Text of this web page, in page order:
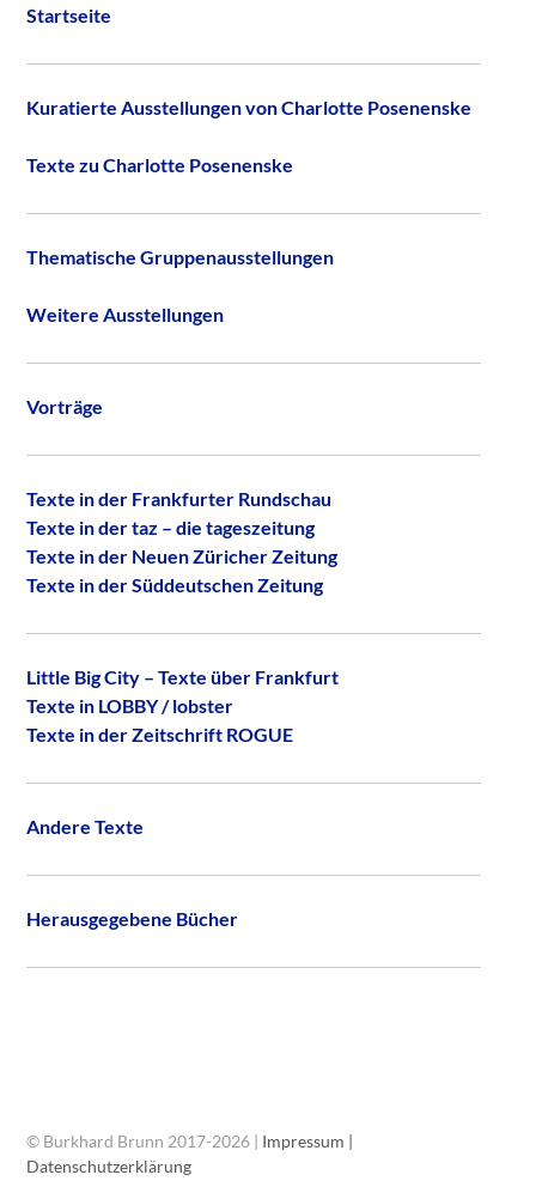
Startseite
Kuratierte Ausstellungen von Charlotte Posenenske
Texte zu Charlotte Posenenske
Thematische Gruppenausstellungen
Weitere Ausstellungen
Vorträge
Texte in der Frankfurter Rundschau
Texte in der taz – die tageszeitung
Texte in der Neuen Züricher Zeitung
Texte in der Süddeutschen Zeitung
Little Big City – Texte über Frankfurt
Texte in LOBBY / lobster
Texte in der Zeitschrift ROGUE
Andere Texte
Herausgegebene Bücher
© Burkhard Brunn 2017-2026 | Impressum |
Datenschutzerklärung